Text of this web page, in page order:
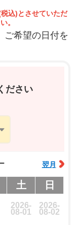
込)とさせていただ
。
ご希望の日付を
ださい
翌月
土 日
2026-
08-01
2026-
08-02